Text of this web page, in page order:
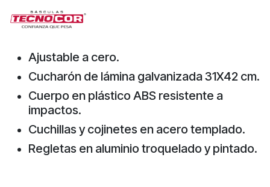
Ajustable a cero.
Cucharón de lámina galvanizada 31X42 cm.
Cuerpo en plástico ABS resistente a
impactos.
Cuchillas y cojinetes en acero templado.
Regletas en aluminio troquelado y pintado.